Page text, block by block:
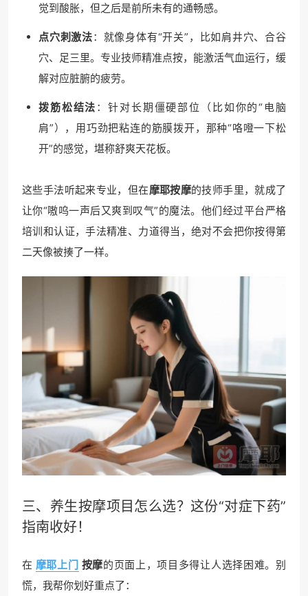
觉到酸胀，但之后是前所未有的通畅感。
点穴刺激法：就像身体有“开关”，比如肩井穴、合谷
穴、足三里。专业技师精准点按，能激活气血运行，缓
解对应脏腑的疲劳。
拨筋松结法 ：针对长期僵硬部位（比如你的“电脑
肩”），用巧劲把粘连的筋膜拨开，那种“咯噔一下松
开”的感觉，堪称舒爽天花板。
这些手法听起来专业，但在摩耶按摩的技师手里，就成了
让你“嗷呜一声后又爽到叹气”的魔法。他们经过平台严格
培训和认证，手法精准、力道得当，绝对不会把你按得第
二天像被揍了一样。
三、养生按摩项目怎么选？这份“对症下药”
指南收好！
在 摩耶上门 按摩的页面上，项目多得让人选择困难。别
慌，我帮你划好重点了：